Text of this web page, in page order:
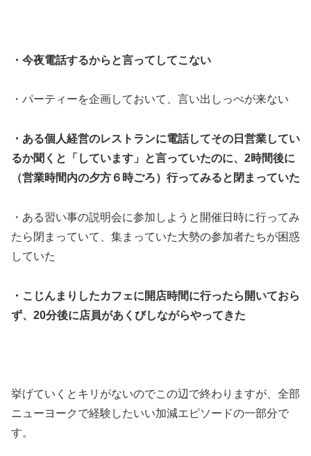
・今夜電話するからと言ってしてこない
・パーティーを企画しておいて、言い出しっぺが来ない
・ある個人経営のレストランに電話してその日営業してい
るか聞くと「しています」と言っていたのに、2時間後に
（営業時間内の夕方６時ごろ）行ってみると閉まっていた
・ある習い事の説明会に参加しようと開催日時に行ってみ
たら閉まっていて、集まっていた大勢の参加者たちが困惑
していた
・こじんまりしたカフェに開店時間に行ったら開いておら
ず、20分後に店員があくびしながらやってきた
挙げていくとキリがないのでこの辺で終わりますが、全部
ニューヨークで経験したいい加減エピソードの一部分で
す。